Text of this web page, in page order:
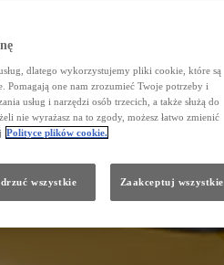
dlatego wykorzystujemy pliki cookie, które są
one nam zrozumieć Twoje potrzeby i
usług i narzędzi osób trzecich, a także służą do
nie wyrażasz na to zgody, możesz łatwo zmienić
Polityce plików cookie.
wszystkie Zaakceptuj wszystkie